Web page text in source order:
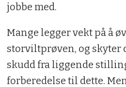
jobbe med.
Mange legger vekt på å
storviltprøven, og skyter
skudd fra liggende
forberedelse til dette.